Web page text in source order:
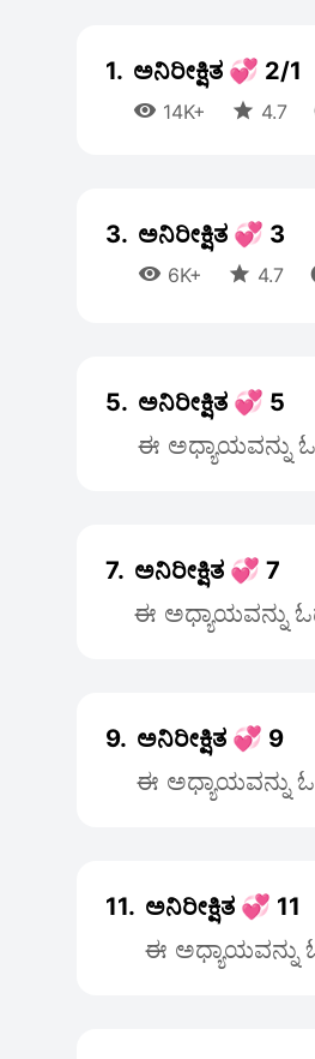
1. ಅನಿರೀಕ್ಷಿತ 💞 2/1
 14K+  4.7
3. ಅನಿರೀಕ್ಷಿತ 💞 3
 6K+  4.7
5. ಅನಿರೀಕ್ಷಿತ 💞 5
ಈ ಅಧ್ಯಾಯವನ್ನು
7. ಅನಿರೀಕ್ಷಿತ 💞 7
ಈ ಅಧ್ಯಾಯವನ್ನು
9. ಅನಿರೀಕ್ಷಿತ 💞 9
ಈ ಅಧ್ಯಾಯವನ್ನು
11. ಅನಿರೀಕ್ಷಿತ 💞 11
ಈ